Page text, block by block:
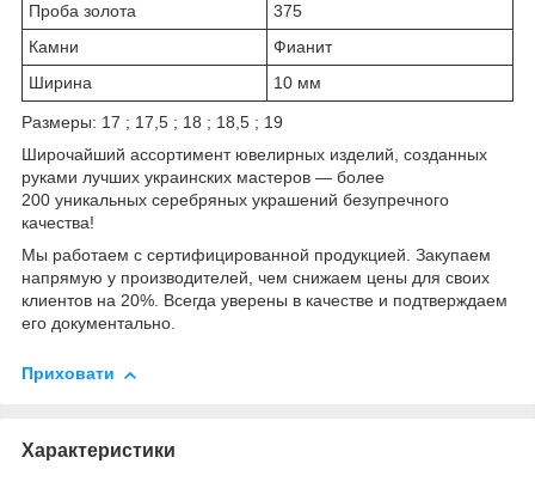
Проба золота
375
Камни
Фианит
Ширина
10 мм
Размеры: 17 ; 17,5 ; 18 ; 18,5 ; 19
Широчайший ассортимент ювелирных изделий, созданных
руками лучших украинских мастеров — более
200 уникальных серебряных украшений безупречного
качества!
Мы работаем с сертифицированной продукцией. Закупаем
напрямую у производителей, чем снижаем цены для своих
клиентов на 20%. Всегда уверены в качестве и подтверждаем
его документально.
Приховати
Характеристики